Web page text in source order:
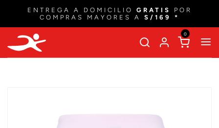
ENTREGA A DOMICILIO GRATIS
POR
COMPRAS MAYORES A S/169 *
0